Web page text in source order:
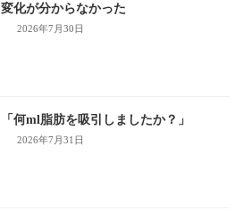
変化が分からなかった
2026年7月30日
「何ml脂肪を吸引しましたか？」
2026年7月31日